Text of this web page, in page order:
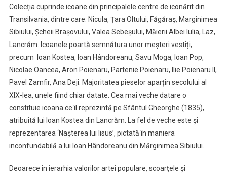
Colecția cuprinde icoane din principalele centre de iconărit din
Transilvania, dintre care: Nicula, Țara Oltului, Făgăraș, Marginimea
Sibiului, Șcheii Brașovului, Valea Sebeșului, Măierii Albei Iulia, Laz,
Lancrăm. Icoanele poartă semnătura unor meșteri vestiți,
precum Ioan Kostea, Ioan Hândoreanu, Savu Moga, Ioan Pop,
Nicolae Oancea, Aron Poienaru, Partenie Poienaru, Ilie Poienaru II,
Pavel Zamfir, Ana Deji. Majoritatea pieselor aparțin secolului al
XIX-lea, unele fiind chiar datate. Cea mai veche datare o
constituie icoana ce îl reprezintă pe Sfântul Gheorghe (1835),
atribuită lui Ioan Kostea din Lancrăm. La fel de veche este și
reprezentarea ‘Nașterea lui Iisus’, pictată în maniera
inconfundabilă a lui Ioan Hândoreanu din Mărginimea Sibiului.
Deoarece în ierarhia valorilor artei populare, scoarțele și